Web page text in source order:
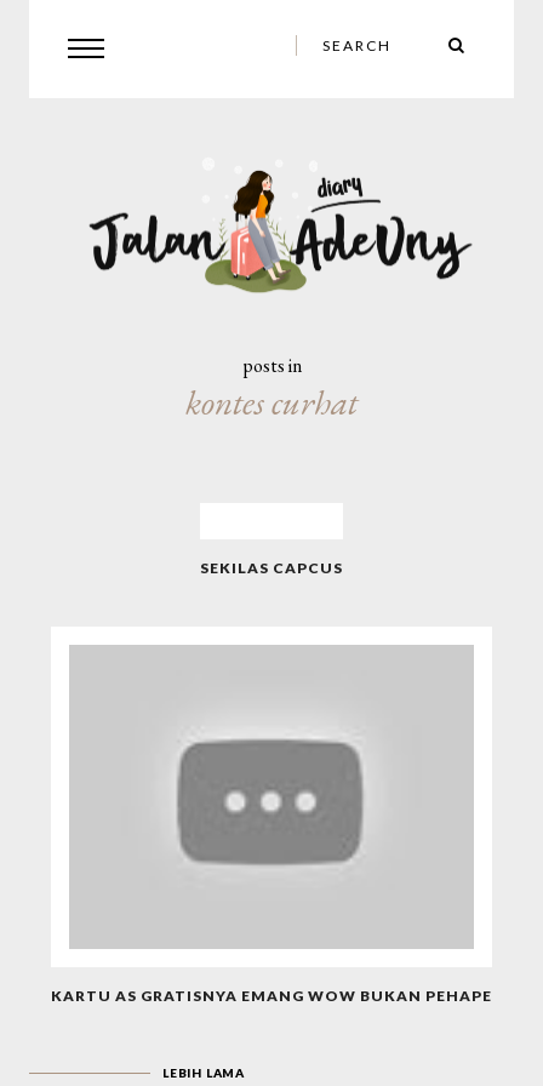
posts in
kontes curhat
SEKILAS CAPCUS
KARTU AS GRATISNYA EMANG WOW BUKAN PEHAPE
LEBIH LAMA